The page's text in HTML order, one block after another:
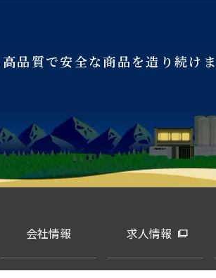
高品質で安全な商品を造り続け
会社情報 求人情報